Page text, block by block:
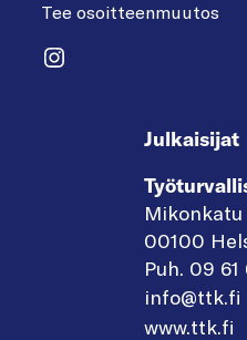
Tee osoitteenmuutos
Instagram
Julkaisijat
Mikonkatu
00100
Puh. 09 61
info@ttk.fi
www.ttk.fi